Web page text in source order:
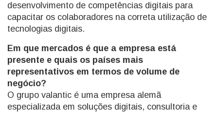
desenvolvimento de competências digitais para
capacitar os colaboradores na correta utilização de
tecnologias digitais.
Em que mercados é que a empresa está
presente e quais os países mais
representativos em termos de volume de
negócio?
O grupo valantic é uma empresa alemã
especializada em soluções digitais, consultoria e